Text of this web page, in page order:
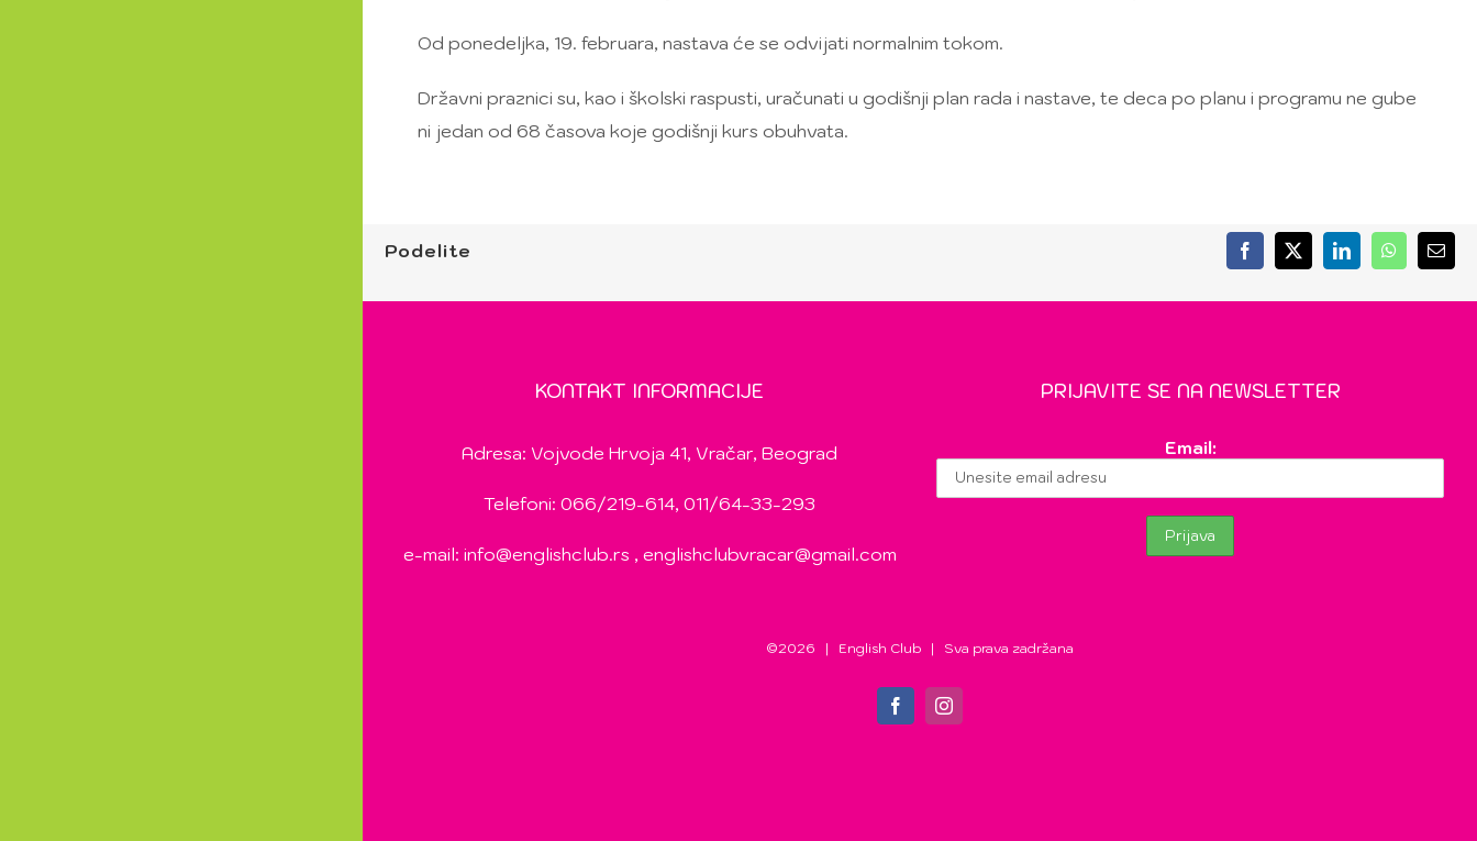
Od ponedeljka, 19. februara, nastava će se odvijati normalnim tokom.
Državni praznici su, kao i školski raspusti, uračunati u godišnji plan rada i nastave, te deca po planu i programu ne gube
ni jedan od 68 časova koje godišnji kurs obuhvata.
Podelite Facebook
X LinkedInWhatsApp
Email
KONTAKT INFORMACIJE
Adresa: Vojvode Hrvoja 41, Vračar, Beograd
Telefoni: 066/219-614, 011/64-33-293
e-mail: info@englishclub.rs , englishclubvracar@gmail.com
PRIJAVITE SE NA NEWSLETTER
Email:
©2026 | English Club | Sva prava zadržana
FacebookInstagram